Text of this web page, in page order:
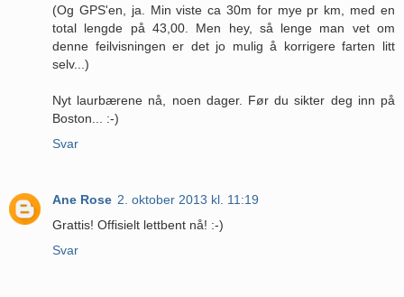
(Og GPS'en, ja. Min viste ca 30m for mye pr km, med en
total lengde på 43,00. Men hey, så lenge man vet om
denne feilvisningen er det jo mulig å korrigere farten litt
selv...)
Nyt laurbærene nå, noen dager. Før du sikter deg inn på
Boston... :-)
Svar
Ane Rose 2. oktober 2013 kl. 11:19
Grattis! Offisielt lettbent nå! :-)
Svar